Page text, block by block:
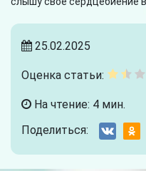
25.02.2025
Оценка статьи:
На чтение: 4 мин.
Поделиться: